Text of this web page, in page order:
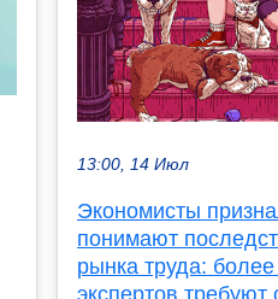
13:00, 14 Июл
Экономисты
понимают
рынка труда: